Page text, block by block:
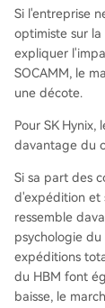
Si l'entreprise
optimiste sur
expliquer
SOCAMM, le
une décote.
Pour SK
davantage du
Si sa part des
d'expédition et
ressemble
psychologie du
expéditions
du HBM font
baisse, le